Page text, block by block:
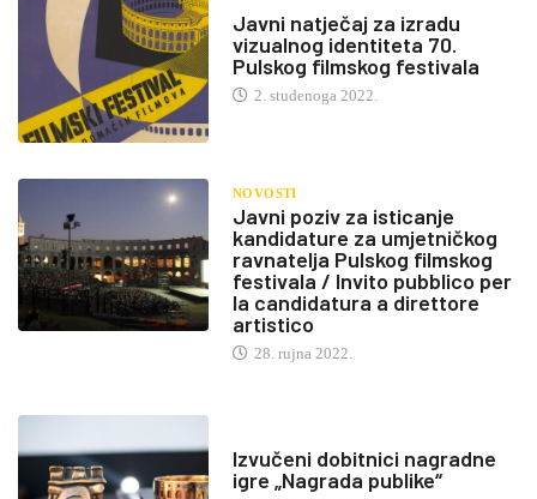
Javni natječaj za izradu
vizualnog identiteta 70.
Pulskog filmskog festivala
2. studenoga 2022.
NOVOSTI
Javni poziv za isticanje
kandidature za umjetničkog
ravnatelja Pulskog filmskog
festivala / Invito pubblico per
la candidatura a direttore
artistico
28. rujna 2022.
Izvučeni dobitnici nagradne
igre „Nagrada publike“